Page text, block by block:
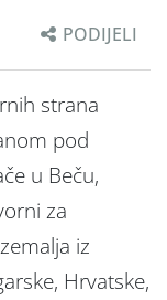
PODIJELI
strana
pod
u Beču,
za
iz
Hrvatske,